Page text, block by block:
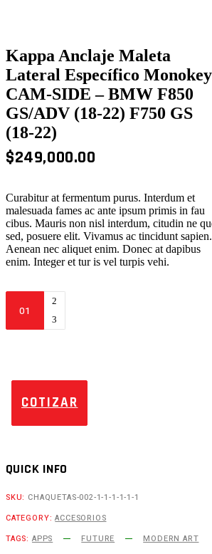
Kappa Anclaje Maleta
Lateral Específico Monokey
CAM-SIDE – BMW F850
GS/ADV (18-22) F750 GS
(18-22)
$249,000.00
Curabitur at fermentum purus. Interdum et
malesuada fames ac ante ipsum primis in fau
cibus. Mauris non nisl interdum, citudin ne
sed, posuere elit. Vivamus ac tincidunt sapien.
Aenean nec aliquet enim. Donec at dapibus
enim. Integer et tur is vel turpis vehi.
Anclaje
BMW
F850
22)
F750
(18-
22)
COTIZAR
QUICK INFO
SKU: CHAQUETAS-002-1-1-1-1-1-1
CATEGORY:ACCESORIOS
TAGS: APPS FUTURE MODERN ART